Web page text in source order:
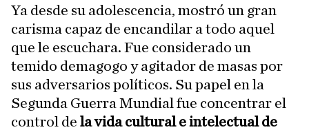
Ya desde su adolescencia, mostró un gran
carisma capaz de encandilar a todo aquel
que le escuchara. Fue considerado un
temido demagogo y agitador de masas por
sus adversarios políticos. Su papel en la
Segunda Guerra Mundial fue concentrar el
control de la vida cultural eintelectual de